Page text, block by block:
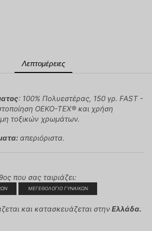
Λεπτομέρειες
: 100% Πολυεστέρας, 150 γρ. FAST -
OEKO-TEX® και χρήση
τοξικών χρωμάτων.
απεριόριστα.
που σας ταιριάζει:
ΜΕΓΕΘΟΛΟΓΙΟ ΓΥΝΑΙΚΩΝ
και κατασκευάζεται στηνΕλλάδα.